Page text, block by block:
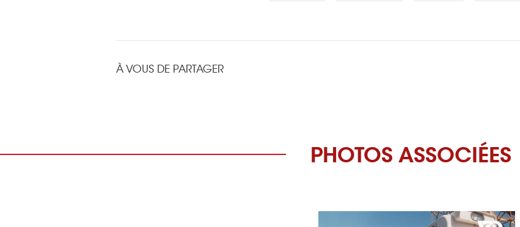
À VOUS DE PARTAGER
PHOTOS ASSOCIÉES